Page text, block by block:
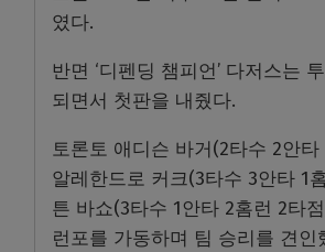
였다.
반면 ‘디펜딩 챔피언’ 다저스는
되면서 첫판을 내줬다.
토론토 애디슨 바거(2타수 2안타
알레한드로 커크(3타수 3안타 1
튼 바쇼(3타수 1안타 2홈런 2타
런포를 가동하며 팀 승리를 견인